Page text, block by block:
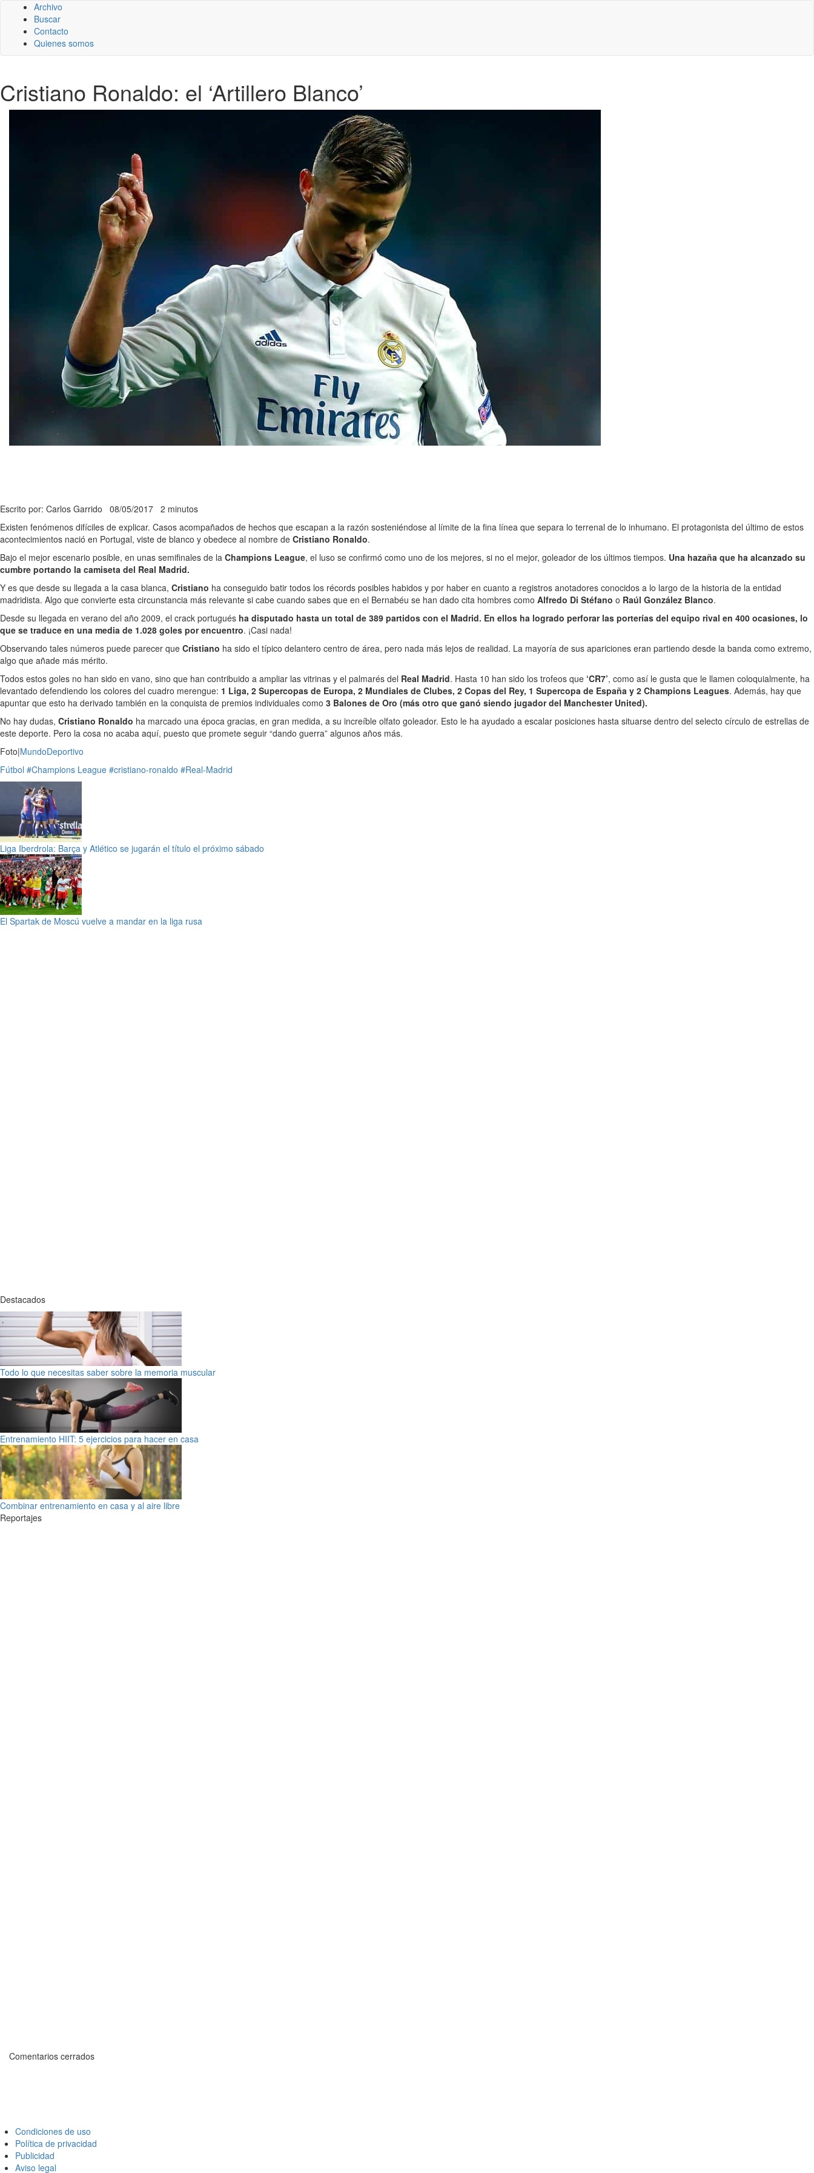
Archivo
Buscar
Contacto
Quienes somos
Cristiano Ronaldo: el ‘Artillero Blanco’
Escrito por: Carlos Garrido 08/05/2017 2 minutos
Existen fenómenos difíciles de explicar. Casos acompañados de hechos que escapan a la razón sosteniéndose al límite de la fina línea que separa lo terrenal de lo inhumano. El protagonista del último de estos
acontecimientos nació en Portugal, viste de blanco y obedece al nombre de Cristiano Ronaldo.
Bajo el mejor escenario posible, en unas semifinales de la Champions League, el luso se confirmó como uno de los mejores, si no el mejor, goleador de los últimos tiempos. Una hazaña que ha alcanzado su
cumbre portando la camiseta del Real Madrid.
Y es que desde su llegada a la casa blanca, Cristiano ha conseguido batir todos los récords posibles habidos y por haber en cuanto a registros anotadores conocidos a lo largo de la historia de la entidad
madridista. Algo que convierte esta circunstancia más relevante si cabe cuando sabes que en el Bernabéu se han dado cita hombres como Alfredo Di Stéfano o Raúl González Blanco.
Desde su llegada en verano del año 2009, el crack portugués ha disputado hasta un total de 389 partidos con el Madrid. En ellos ha logrado perforar las porterías del equipo rival en 400 ocasiones, lo
que se traduce en una media de 1.028 goles por encuentro. ¡Casi nada!
Observando tales números puede parecer que Cristiano ha sido el típico delantero centro de área, pero nada más lejos de realidad. La mayoría de sus apariciones eran partiendo desde la banda como extremo,
algo que añade más mérito.
Todos estos goles no han sido en vano, sino que han contribuido a ampliar las vitrinas y el palmarés del Real Madrid. Hasta 10 han sido los trofeos que ‘CR7’, como así le gusta que le llamen coloquialmente, ha
levantado defendiendo los colores del cuadro merengue: 1 Liga, 2 Supercopas de Europa, 2 Mundiales de Clubes, 2 Copas del Rey, 1 Supercopa de España y 2 Champions Leagues. Además, hay que
apuntar que esto ha derivado también en la conquista de premios individuales como 3 Balones de Oro (más otro que ganó siendo jugador del Manchester United).
No hay dudas, Cristiano Ronaldo ha marcado una época gracias, en gran medida, a su increíble olfato goleador. Esto le ha ayudado a escalar posiciones hasta situarse dentro del selecto círculo de estrellas de
este deporte. Pero la cosa no acaba aquí, puesto que promete seguir “dando guerra” algunos años más.
Foto|MundoDeportivo
Fútbol #Champions League #cristiano-ronaldo #Real-Madrid
Liga Iberdrola: Barça y Atlético se jugarán el título el próximo sábado
El Spartak de Moscú vuelve a mandar en la liga rusa
Destacados
Todo lo que necesitas saber sobre la memoria muscular
Entrenamiento HIIT: 5 ejercicios para hacer en casa
Combinar entrenamiento en casa y al aire libre
Reportajes
Comentarios cerrados
Condiciones de uso
Política de privacidad
Publicidad
Aviso legal